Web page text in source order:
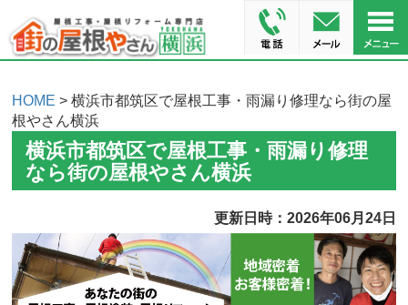
HOME > 横浜市都筑区で屋根工事・雨漏り修理なら街の屋
根やさん横浜
横浜市都筑区で屋根工事・雨漏り修理
なら街の屋根やさん横浜
更新日時：2026年06月24日